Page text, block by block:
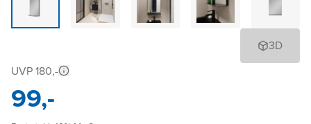
3D
UVP 180,-
99,-